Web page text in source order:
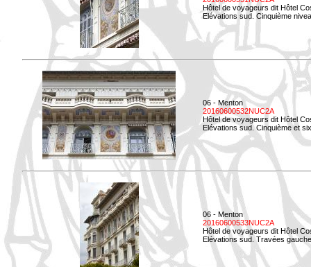
Hôtel de voyageurs dit Hôtel
Elévations sud. Cinquième
06 - Menton
20160600532NUC2A
Hôtel de voyageurs dit Hôtel
Elévations sud. Cinquième et
06 - Menton
20160600533NUC2A
Hôtel de voyageurs dit Hôtel
Elévations sud. Travées